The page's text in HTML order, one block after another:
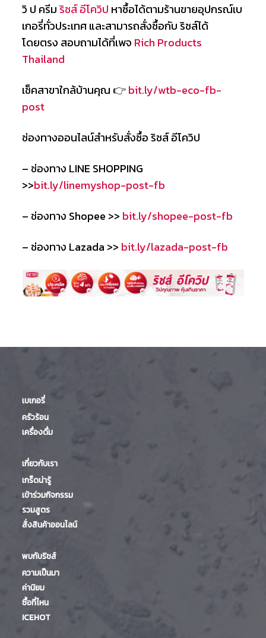
วิ ป ครีมริชส์ อีโควิป หาซื้อได้ตามร้านขายอุปกรณ์เบ
เกอรี่ทั่วประเทศ และสามารถสั่งซื้อกับ ริชส์ได้
โดยตรง สอบถามได้ที่เพจ Rich Products
Thailand
เช็คสาขาใกล้บ้านคุณ 👉bit.ly/wtb-eco-fb-
post
ช่องทางออนไลน์สำหรับสั่งซื้อ ริชส์ อีโควิป
– ช่องทาง LINE SHOPPING
>>bit.ly/linemyshop-post-fb
– ช่องทาง Shopee >> bit.ly/shopee-post-fb
– ช่องทาง Lazada >> bit.ly/lazada-post-fb
เบเกอรี่
ครัวร้อน
เครื่องดื่ม
เกี่ยวกับเรา
เกร็ดน่ารู้
เข้าร่วมกิจกรรม
รวมสูตร
สั่งสินค้าออนไลน์
พบกับริชส์
ความเป็นมา
ค่านิยม
ซื้อที่ไหน
ICEHOT